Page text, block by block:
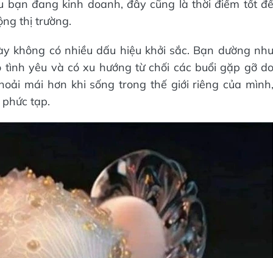
đang kinh doanh, đây cũng là thời điểm tốt để
thị trường.
không có nhiều dấu hiệu khởi sắc. Bạn dường
yêu và có xu hướng từ chối các buổi gặp gỡ do
mái hơn khi sống trong thế giới riêng của mình,
tạp.